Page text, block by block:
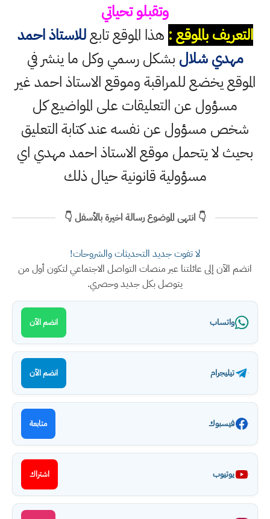
وتقبلو تحياتي
التعريف بالموقع : هذا الموقع تابعللاستاذ احمد
مهدي شلال بشكل رسمي وكل ما ينشر في
الموقع يخضع للمراقبة وموقع الاستاذ احمد غير
مسؤول عن التعليقات على المواضيع كل
شخص مسؤول عن نفسه عند كتابة التعليق
بحيث لا يتحمل موقع الاستاذ احمد مهدي اي
مسؤولية قانونية حيال ذلك
👇 انتهى الموضوع رسالة اخيرة بالأسفل 👇
لا تفوت جديد التحديثات والشروحات!
انضم الآن إلى عائلتنا عبر منصات التواصل الاجتماعي لتكون أول من
يتوصل بكل جديد وحصري.
واتساب انضم الآن
تيليجرام انضم الآن
فيسبوك متابعة
يوتيوب اشتراك